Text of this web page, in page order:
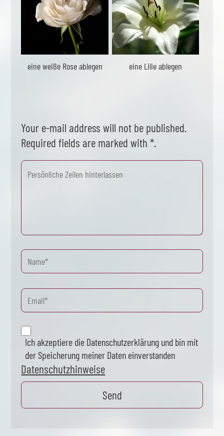
eine weiße Rose ablegen eine Lilie ablegen
Your e-mail address will not be published.
Required fields are marked with *.
Ich akzeptiere die Datenschutzerklärung und bin mit
der Speicherung meiner Daten einverstanden
Datenschutzhinweise